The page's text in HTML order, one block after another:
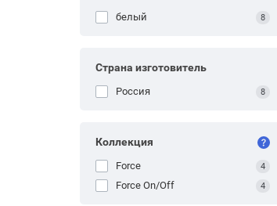
белый 8
Страна изготовитель
Россия 8
Коллекция
Force 4
Force On/Off 4